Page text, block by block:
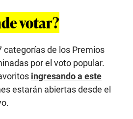
votar?
categorías de los Premios
por el voto popular.
ingresando a este
estarán abiertas desde el